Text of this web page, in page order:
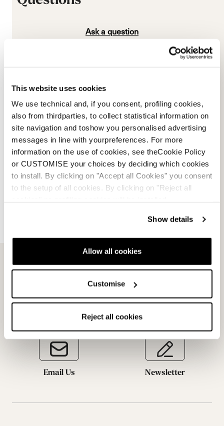
This website uses cookies
We use technical and, if you consent, profiling cookies,
also from thirdparties, to collect statistical information on
site navigation and toshow you personalised advertising
messages in line with yourpreferences. For more
information on the use of cookies, see theCookie Policy
or CUSTOMISE your choices by deciding which cookies
to install. By clicking on "Accept all Cookies" you consent
to the setup of all cookies. By clicking on "Reject all
Show details
Allow all cookies
Customise
Reject all cookies
Email Us Newsletter